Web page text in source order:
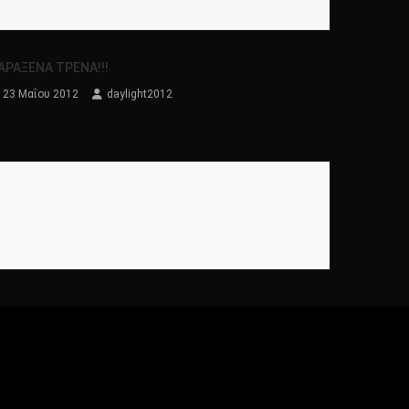
ΤΡΕΝΑ!!!
23 Μαΐου 2012 daylight2012